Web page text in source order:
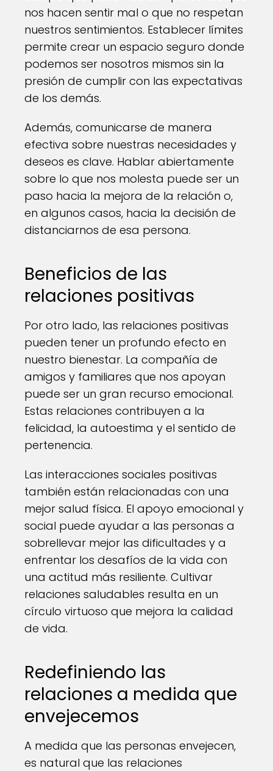
nos hacen sentir mal o que no respetan
nuestros sentimientos. Establecer límites
permite crear un espacio seguro donde
podemos ser nosotros mismos sin la
presión de cumplir con las expectativas
de los demás.
Además, comunicarse de manera
efectiva sobre nuestras necesidades y
deseos es clave. Hablar abiertamente
sobre lo que nos molesta puede ser un
paso hacia la mejora de la relación o,
en algunos casos, hacia la decisión de
distanciarnos de esa persona.
Beneficios de las
relaciones positivas
Por otro lado, las relaciones positivas
pueden tener un profundo efecto en
nuestro bienestar. La compañía de
amigos y familiares que nos apoyan
puede ser un gran recurso emocional.
Estas relaciones contribuyen a la
felicidad, la autoestima y el sentido de
pertenencia.
Las interacciones sociales positivas
también están relacionadas con una
mejor salud física. El apoyo emocional y
social puede ayudar a las personas a
sobrellevar mejor las dificultades y a
enfrentar los desafíos de la vida con
una actitud más resiliente. Cultivar
relaciones saludables resulta en un
círculo virtuoso que mejora la calidad
de vida.
Redefiniendo las
relaciones a medida que
envejecemos
A medida que las personas envejecen,
es natural que las relaciones